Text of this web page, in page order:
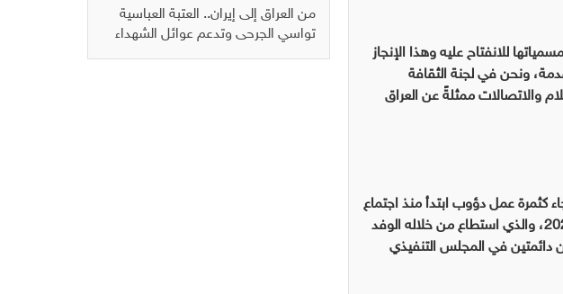
للانفتاح عليه وهذا الإنجاز
ونحن في لجنة الثقافة
والاتصالات ممثلةً عن العراق
كثمرة عمل دؤوب ابتدأ منذ اجتماع
الدورة العمومية اتحاد الإذاعات العربية في العاصمة السعودية الرياض الذي عقد كانون الأول عام 2021، والذي استطاع من خلاله الوفد
دائمتين في المجلس التنفيذي
من العراق إلى إيران.. العتبة العباسية
تواسي الجرحى وتدعم عوائل الشهداء